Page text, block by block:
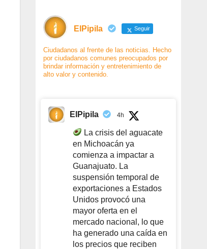
ElPipila Seguir
Ciudadanos al frente de las noticias. Hecho
por ciudadanos comunes preocupados por
brindar información y entretenimiento de
alto valor y contenido.
ElPipila 4h
La crisis del aguacate
en Michoacán ya
comienza a impactar a
Guanajuato. La
suspensión temporal de
exportaciones a Estados
Unidos provocó una
mayor oferta en el
mercado nacional, lo que
ha generado una caída en
los precios que reciben